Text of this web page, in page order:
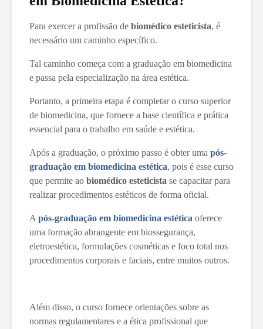
Para exercer a profissão de biomédico esteticista, é
necessário um caminho específico.
Tal caminho começa com a graduação em biomedicina
e passa pela especialização na área estética.
Portanto, a primeira etapa é completar o curso superior
de biomedicina, que fornece a base científica e prática
essencial para o trabalho em saúde e estética.
Após a graduação, o próximo passo é obter uma pós-
graduação em biomedicina estética, pois é esse curso
que permite ao biomédico esteticista se capacitar para
realizar procedimentos estéticos de forma oficial.
A pós-graduação em biomedicina estética oferece
uma formação abrangente em biossegurança,
eletroestética, formulações cosméticas e foco total nos
procedimentos corporais e faciais, entre muitos outros.
Além disso, o curso fornece orientações sobre as
normas regulamentares e a ética profissional que